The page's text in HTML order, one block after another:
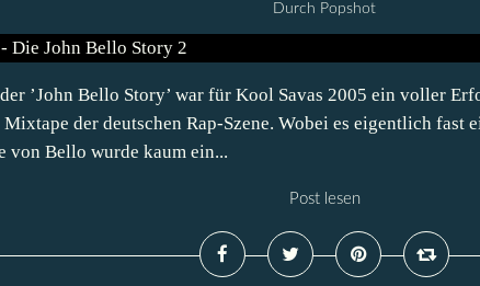
Durch Popshot
’John Bello Story’ war für Kool Savas 2005 ein voller
der deutschen Rap-Szene. Wobei es eigentlich fast
von Bello wurde kaum ein...
Post lesen